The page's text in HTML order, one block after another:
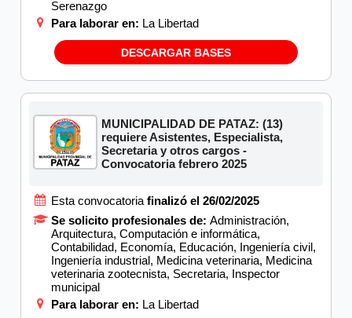
Serenazgo
Para laborar en: La Libertad
DESCARGAR BASES
MUNICIPALIDAD DE PATAZ: (13)
requiere Asistentes, Especialista,
Secretaria y otros cargos -
Convocatoria febrero 2025
Esta convocatoria finalizó el 26/02/2025
Se solicito profesionales de: Administración,
Arquitectura, Computación e informática,
Contabilidad, Economía, Educación, Ingeniería civil,
Ingeniería industrial, Medicina veterinaria, Medicina
veterinaria zootecnista, Secretaria, Inspector
municipal
Para laborar en: La Libertad